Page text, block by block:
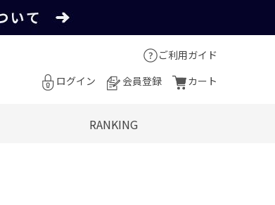
ご利用ガイド
ログイン
会員登録 カート
RANKING